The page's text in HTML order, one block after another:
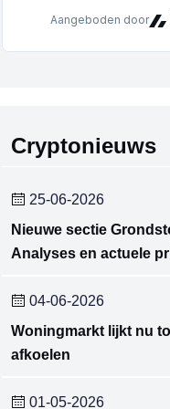
Cryptonieuws
25-06-2026
Nieuwe sectie
Analyses en actuele
04-06-2026
Woningmarkt lijkt nu
afkoelen
01-05-2026